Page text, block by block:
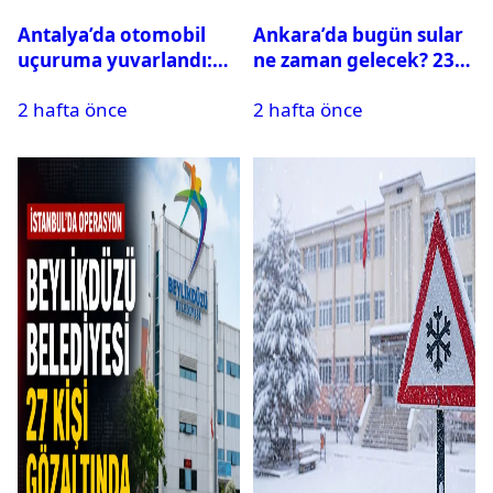
Antalya’da otomobil
uçuruma yuvarlandı:
var
2 hafta önce
Ankara’da bugün sular
ne zaman gelecek? 23
su kesintisi sorgulama
2 hafta önce